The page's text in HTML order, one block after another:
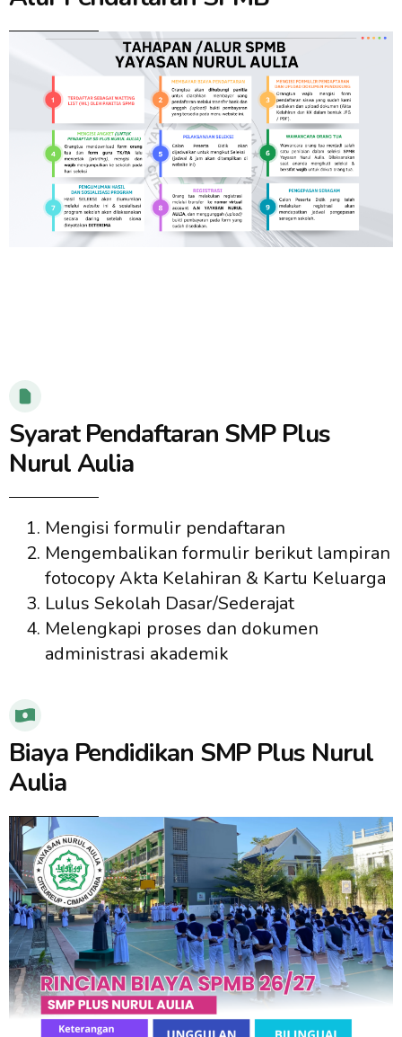
Syarat Pendaftaran SMP Plus
Nurul Aulia
Mengisi formulir pendaftaran
Mengembalikan formulir berikut lampiran
fotocopy Akta Kelahiran & Kartu Keluarga
Lulus Sekolah Dasar/Sederajat
Melengkapi proses dan dokumen
administrasi akademik
Biaya Pendidikan SMP Plus Nurul
Aulia